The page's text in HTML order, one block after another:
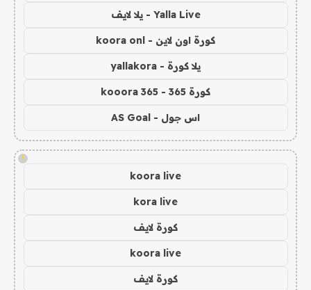
Yalla Live - يلا لايف
كورة اون لاين - koora onl
يلا كورة - yallakora
كورة 365 - kooora 365
اس جول - AS Goal
!
koora live
kora live
كورة لايف
koora live
كورة لايف